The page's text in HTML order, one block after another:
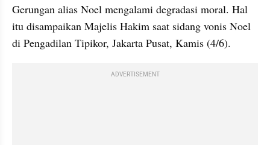
Gerungan alias Noel mengalami degradasi moral. Hal
itu disampaikan Majelis Hakim saat sidang vonis Noel
di Pengadilan Tipikor, Jakarta Pusat, Kamis (4/6).
ADVERTISEMENT